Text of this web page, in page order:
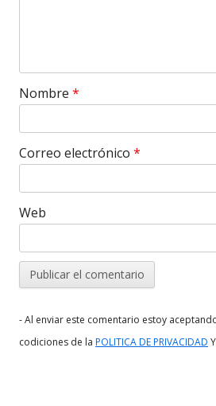
Nombre *
Correo electrónico *
Web
- Al enviar este comentario estoy
codiciones de la POLITICA DE PRIVACIDAD Y